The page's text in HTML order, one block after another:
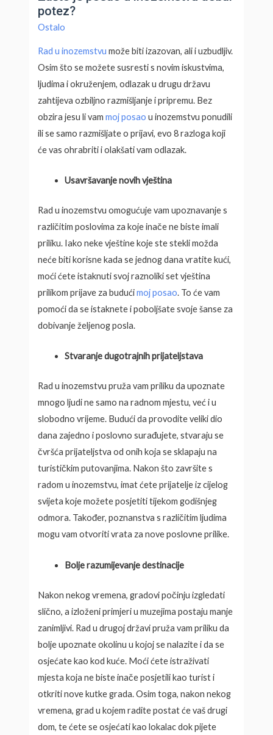
potez?
Ostalo
Rad u inozemstvu može biti izazovan, ali i uzbudljiv.
Osim što se možete susresti s novim iskustvima,
ljudima i okruženjem, odlazak u drugu državu
zahtijeva ozbiljno razmišljanje i pripremu. Bez
obzira jesu li vammoj posao u inozemstvu ponudili
ili se samo razmišljate o prijavi, evo 8 razloga koji
će vas ohrabriti i olakšati vam odlazak.
Usavršavanje novih vještina
Rad u inozemstvu omogućuje vam upoznavanje s
različitim poslovima za koje inače ne biste imali
priliku. Iako neke vještine koje ste stekli možda
neće biti korisne kada se jednog dana vratite kući,
moći ćete istaknuti svoj raznoliki set vještina
prilikom prijave za budućimoj posao. To će vam
pomoći da se istaknete i poboljšate svoje šanse za
dobivanje željenog posla.
Stvaranje dugotrajnih prijateljstava
Rad u inozemstvu pruža vam priliku da upoznate
mnogo ljudi ne samo na radnom mjestu, već i u
slobodno vrijeme. Budući da provodite veliki dio
dana zajedno i poslovno surađujete, stvaraju se
čvršća prijateljstva od onih koja se sklapaju na
turističkim putovanjima. Nakon što završite s
radom u inozemstvu, imat ćete prijatelje iz cijelog
svijeta koje možete posjetiti tijekom godišnjeg
odmora. Također, poznanstva s različitim ljudima
mogu vam otvoriti vrata za nove poslovne prilike.
Bolje razumijevanje destinacije
Nakon nekog vremena, gradovi počinju izgledati
slično, a izloženi primjeri u muzejima postaju manje
zanimljivi. Rad u drugoj državi pruža vam priliku da
bolje upoznate okolinu u kojoj se nalazite i da se
osjećate kao kod kuće. Moći ćete istraživati
mjesta koja ne biste inače posjetili kao turist i
otkriti nove kutke grada. Osim toga, nakon nekog
vremena, grad u kojem radite postat će vaš drugi
dom, te ćete se osjećati kao lokalac dok pijete